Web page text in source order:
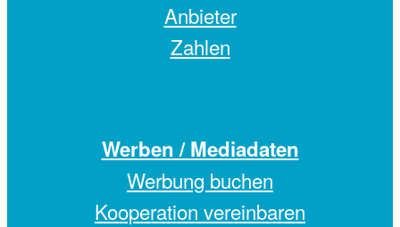
Anbieter
Zahlen
Werben / Mediadaten
Werbung buchen
Kooperation vereinbaren